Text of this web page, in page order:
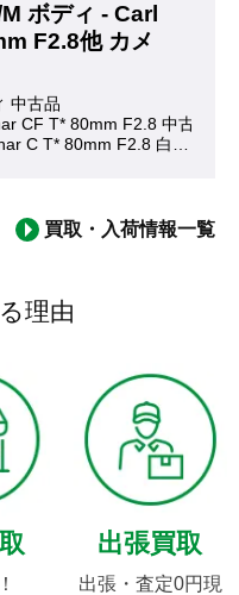
ボディ - Carl
F2.8他 カメ
中古品
CF T* 80mm F2.8 中古品
C T* 80mm F2.8 白鏡胴 中
買取・入荷情報一覧
理由
出張買取
出張・査定0円現